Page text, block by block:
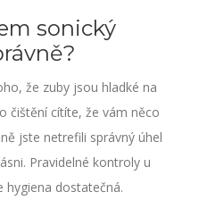
sonický
že zuby jsou hladké na
čištění cítíte, že vám něco
jste netrefili správný úhel
Pravidelné kontroly u
dostatečná.